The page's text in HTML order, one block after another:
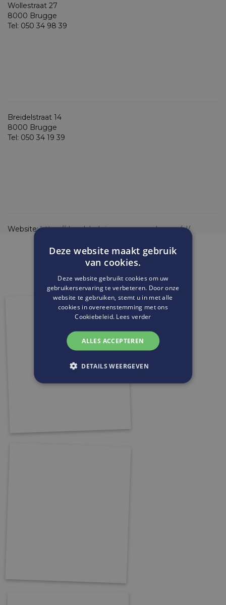
Wollestraat 27
8000 Brugge
Tel: 050 34 98 39
Breidelstraat 14
8000 Brugge
Tel: 050 34 19 39
Website:https://shop.labelgiquegourmande.com/nl/
Deze website maakt gebruik
van cookies.
Deze website gebruikt cookies om uw
gebruikerservaring te verbeteren. Door onze
website te gebruiken, stemt u in met alle
cookies in overeenstemming met ons
Cookiebeleid. Lees verder
ALLES ACCEPTEREN
DETAILS WEERGEVEN